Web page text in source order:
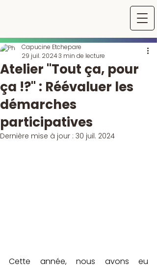
Atelier "Tout ça, pour
ça !?" : Réévaluer les
démarches
participatives
Capucine Etchepare
29 juil. 20243 min de lecture
Dernière mise à jour : 30 juil. 2024
Cette année, nous avons eu